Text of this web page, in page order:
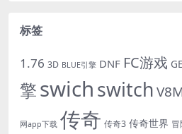
标签
1.76 3D BLUE引擎 DNF FC游戏
擎swichswitch
网app下载 传奇 传奇3 传奇世界